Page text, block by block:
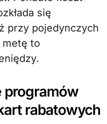
się
przy pojedynczych
metę to
rabatowych